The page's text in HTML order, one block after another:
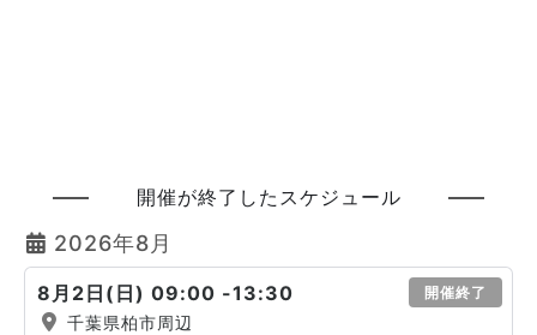
開催が終了したスケジュール
2026年8月
8月2日(日) 09:00 -13:30 開催終了
千葉県柏市周辺